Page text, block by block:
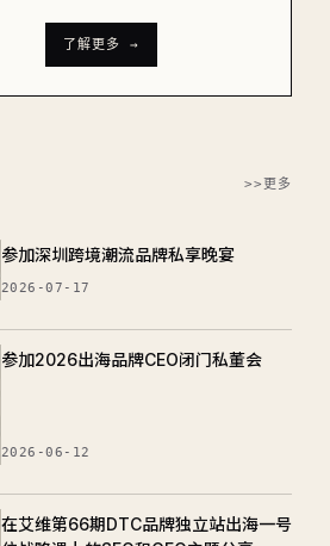
了解更多 →
>>更多
参加深圳跨境潮流品牌私享晚宴
2026-07-17
参加2026出海品牌CEO闭门私董会
2026-06-12
在艾维第66期DTC品牌独立站出海一号